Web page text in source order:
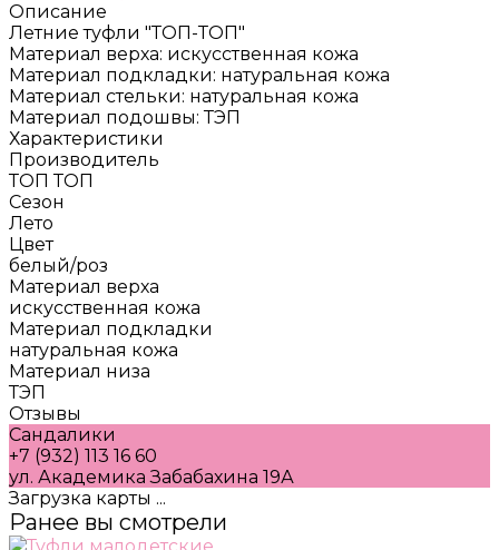
Описание
Летние туфли "ТОП-ТОП"
Материал верха: искусственная кожа
Материал подкладки: натуральная кожа
Материал стельки: натуральная кожа
Материал подошвы: ТЭП
Характеристики
Производитель
ТОП ТОП
Сезон
Лето
Цвет
белый/роз
Материал верха
искусственная кожа
Материал подкладки
натуральная кожа
Материал низа
ТЭП
Отзывы
Сандалики
+7 (932) 113 16 60
ул. Академика Забабахина 19А
Загрузка карты ...
Ранее вы смотрели